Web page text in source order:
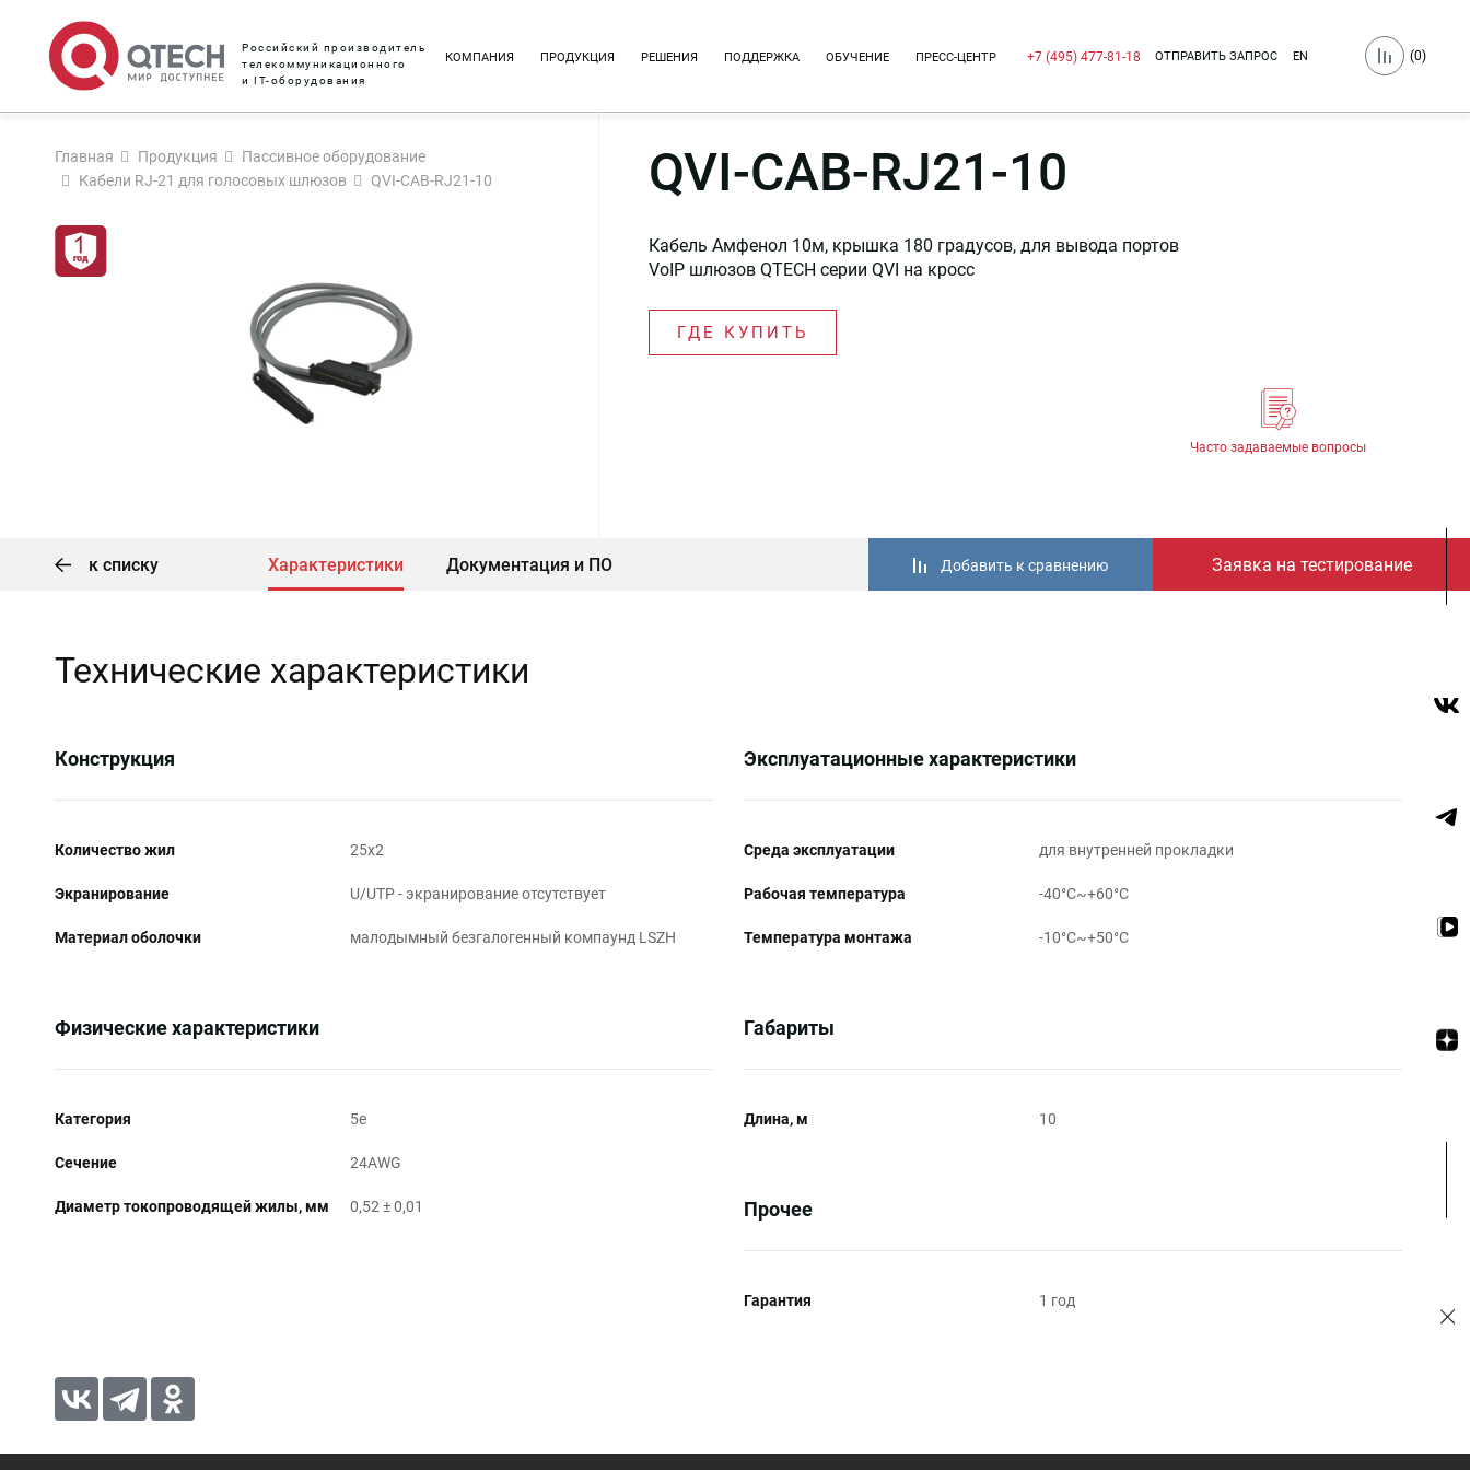
Российский производитель
телекоммуникационного
и IT-оборудования
КОМПАНИЯ ПРОДУКЦИЯ РЕШЕНИЯ ПОДДЕРЖКА ОБУЧЕНИЕ ПРЕСС-ЦЕНТР +7 (495) 477-81-18 ОТПРАВИТЬ ЗАПРОС EN (0)
Главная Продукция
Пассивное оборудование
Кабели RJ-21 для голосовых шлюзов
QVI-CAB-RJ21-10 QVI-CAB-RJ21-10
Кабель Амфенол 10м, крышка 180 градусов, для вывода портов
VoIP шлюзов QTECH серии QVI на кросс
ГДЕ КУПИТЬ
Часто задаваемые вопросы
к списку Характеристики Документация и ПО Заявка на тестирование
Добавить к сравнению
Технические характеристики
Конструкция
Количество жил 25х2
Экранирование U/UTP - экранирование отсутствует
Материал оболочки малодымный безгалогенный компаунд LSZH
Физические характеристики
Категория 5e
Сечение 24AWG
Диаметр токопроводящей жилы, мм 0,52 ± 0,01
Эксплуатационные характеристики
Среда эксплуатации для внутренней прокладки
Рабочая температура -40°C~+60°C
Температура монтажа -10°C~+50°C
Габариты
Длина, м 10
Прочее
Гарантия 1 год